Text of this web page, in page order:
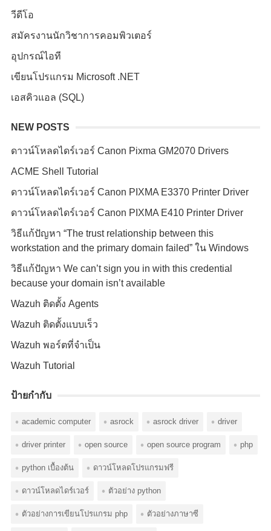
วีดีโอ
สมัครงานนักวิชาการคอมพิวเตอร์
อุปกรณ์ไอที
เขียนโปรแกรม Microsoft .NET
เอสคิวแอล (SQL)
NEW POSTS
ดาวน์โหลดไดร์เวอร์ Canon Pixma GM2070 Drivers
ACME Shell Tutorial
ดาวน์โหลดไดร์เวอร์ Canon PIXMA E3370 Printer Driver
ดาวน์โหลดไดร์เวอร์ Canon PIXMA E410 Printer Driver
วิธีแก้ปัญหา “The trust relationship between this
workstation and the primary domain failed” ใน Windows
วิธีแก้ปัญหา We can’t sign you in with this credential
because your domain isn’t available
Wazuh ติดตั้ง Agents
Wazuh ติดตั้งแบบเร็ว
Wazuh พอร์ตที่จำเป็น
Wazuh Tutorial
ป้ายกำกับ
academic computer asrock asrock driver driver
driver printer open source open source program php
python เบื้องต้น ดาวน์โหลดโปรแกรมฟรี
ดาวน์โหลดไดร์เวอร์ ตัวอย่าง python
ตัวอย่างการเขียนโปรแกรม php ตัวอย่างภาษาซี